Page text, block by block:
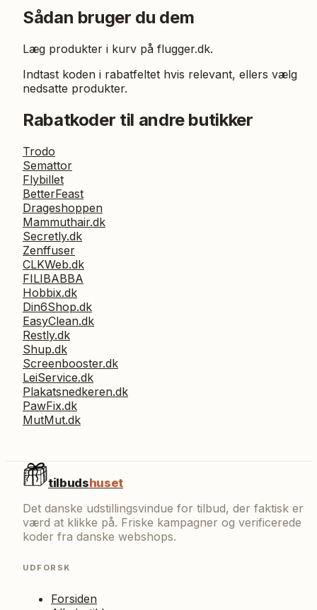
Sådan bruger du dem
Læg produkter i kurv på flugger.dk.
Indtast koden i rabatfeltet hvis relevant, ellers vælg
nedsatte produkter.
Rabatkoder til andre butikker
Trodo
Semattor
Flybillet
BetterFeast
Drageshoppen
Mammuthair.dk
Secretly.dk
Zenffuser
CLKWeb.dk
FILIBABBA
Hobbix.dk
Din6Shop.dk
EasyClean.dk
Restly.dk
Shup.dk
Screenbooster.dk
LeiService.dk
Plakatsnedkeren.dk
PawFix.dk
MutMut.dk
tilbudshuset
Det danske udstillingsvindue for tilbud, der faktisk er
værd at klikke på. Friske kampagner og verificerede
koder fra danske webshops.
UDFORSK
Forsiden